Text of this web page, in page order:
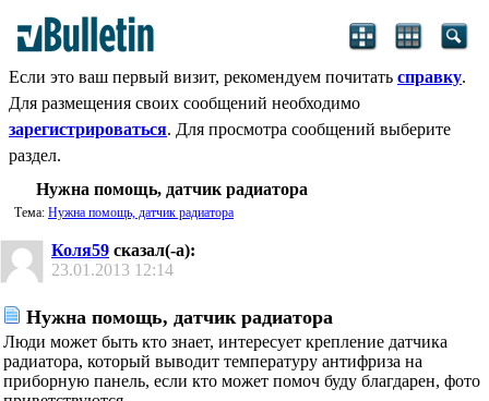
Если это ваш первый визит, рекомендуем почитать справку.
Для размещения своих сообщений необходимо
зарегистрироваться. Для просмотра сообщений выберите
раздел.
Нужна помощь, датчик радиатора
Тема: Нужна помощь, датчик радиатора
Коля59 сказал(-а):
23.01.2013 12:14
Нужна помощь, датчик радиатора
Люди может быть кто знает, интересует крепление датчика
радиатора, который выводит температуру антифриза на
приборную панель, если кто может помоч буду благдарен, фото